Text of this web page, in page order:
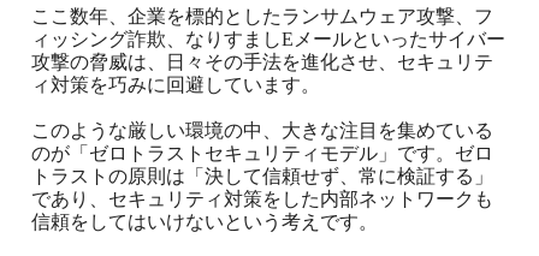
ここ数年、企業を標的としたランサムウェア攻撃、フ
ィッシング詐欺、なりすましEメールといったサイバー
攻撃の脅威は、日々その手法を進化させ、セキュリテ
ィ対策を巧みに回避しています。
このような厳しい環境の中、大きな注目を集めている
のが「ゼロトラストセキュリティモデル」です。ゼロ
トラストの原則は「決して信頼せず、常に検証する」
であり、セキュリティ対策をした内部ネットワークも
信頼をしてはいけないという考えです。